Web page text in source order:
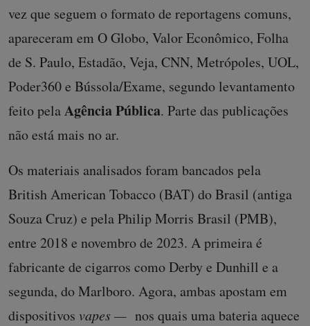
vez que seguem o formato de reportagens comuns,
apareceram em O Globo, Valor Econômico, Folha
de S. Paulo, Estadão, Veja, CNN, Metrópoles, UOL,
Poder360 e Bússola/Exame, segundo levantamento
feito pelaAgência Pública. Parte das publicações
não está mais no ar.
Os materiais analisados foram bancados pela
British American Tobacco (BAT) do Brasil (antiga
Souza Cruz) e pela Philip Morris Brasil (PMB),
entre 2018 e novembro de 2023. A primeira é
fabricante de cigarros como Derby e Dunhill e a
segunda, do Marlboro. Agora, ambas apostam em
dispositivos vapes — nos quais uma bateria aquece